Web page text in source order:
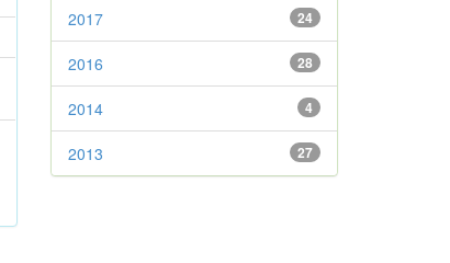
24
2017
28
2016
4
2014
27
2013